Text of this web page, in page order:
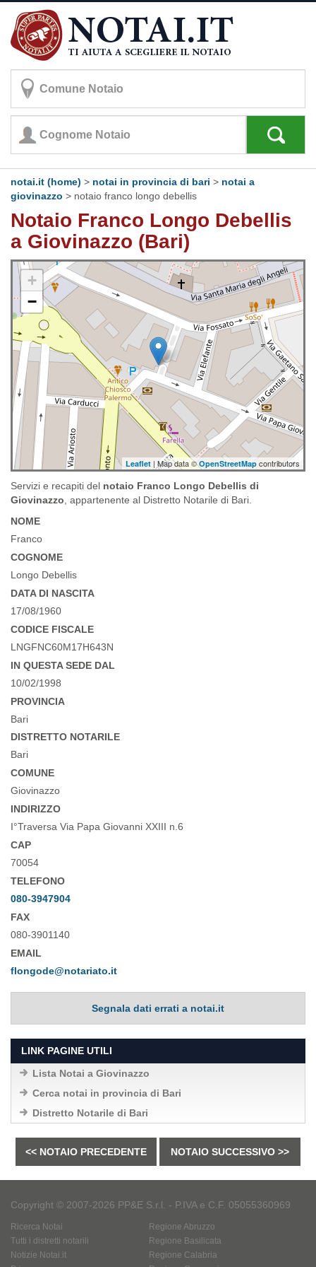
notai.it (home) > notai in provincia di bari > notai a
giovinazzo > notaio franco longo debellis
Notaio Franco Longo Debellis
a Giovinazzo (Bari)
+
−
Leaflet | Map data ©OpenStreetMap contributors
Servizi e recapiti del notaio Franco Longo Debellis di
Giovinazzo , appartenente al Distretto Notarile di Bari.
NOME
Franco
COGNOME
Longo Debellis
DATA DI NASCITA
17/08/1960
CODICE FISCALE
LNGFNC60M17H643N
IN QUESTA SEDE DAL
10/02/1998
PROVINCIA
Bari
DISTRETTO NOTARILE
Bari
COMUNE
Giovinazzo
INDIRIZZO
I°Traversa Via Papa Giovanni XXIII n.6
CAP
70054
TELEFONO
080-3947904
FAX
080-3901140
EMAIL
flongode@notariato.it
Segnala dati errati a notai.it
LINK PAGINE UTILI
Lista Notai a Giovinazzo
Cerca notai in provincia di Bari
Distretto Notarile di Bari
<< NOTAIO PRECEDENTE NOTAIO SUCCESSIVO >>
Copyright © 2007-2026 PP&E S.r.l. - P.IVA e C.F. 05055360969
Ricerca Notai
Tutti i distretti notarili
Notizie Notai.it
Regione Abruzzo
Regione Basilicata
Regione Calabria